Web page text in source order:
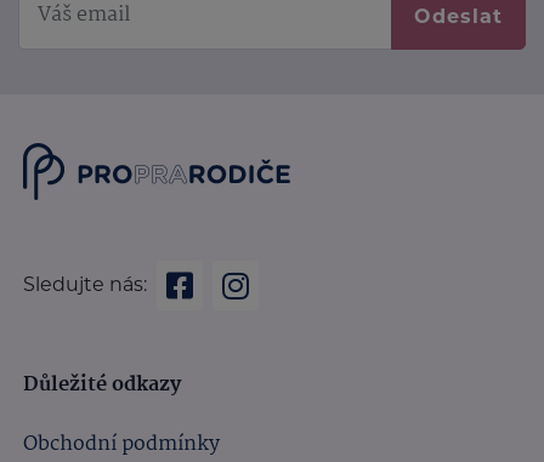
Odeslat
Sledujte nás:
Důležité odkazy
Obchodní podmínky